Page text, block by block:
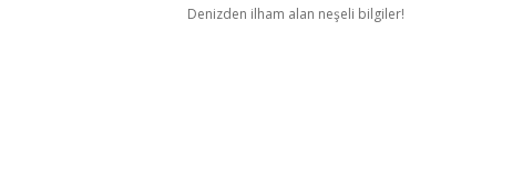
Denizden ilham alan neşeli bilgiler!